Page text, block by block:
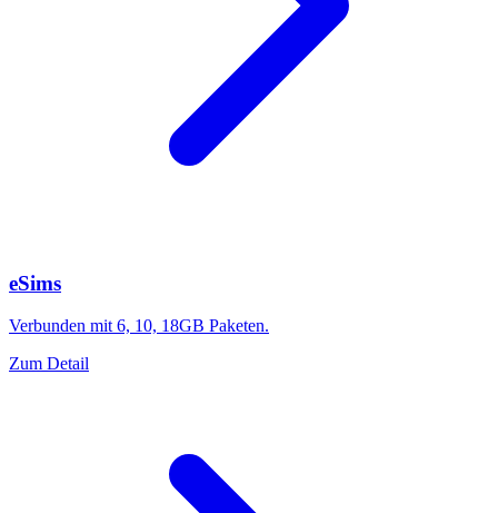
eSims
Verbunden mit 6, 10, 18GB Paketen.
Zum Detail